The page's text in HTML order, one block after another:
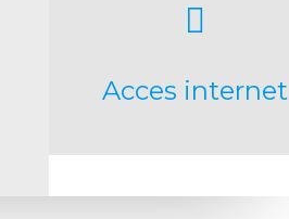

Acces internet